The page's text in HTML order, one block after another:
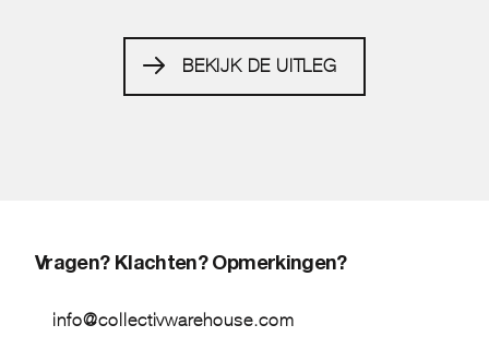
BEKIJK DE UITLEG
Vragen? Klachten? Opmerkingen?
info@collectivwarehouse.com